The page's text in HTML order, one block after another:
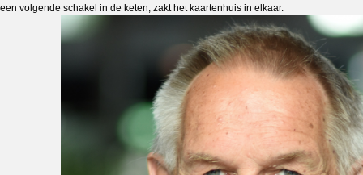
een volgende schakel in de keten, zakt het kaartenhuis in elkaar.